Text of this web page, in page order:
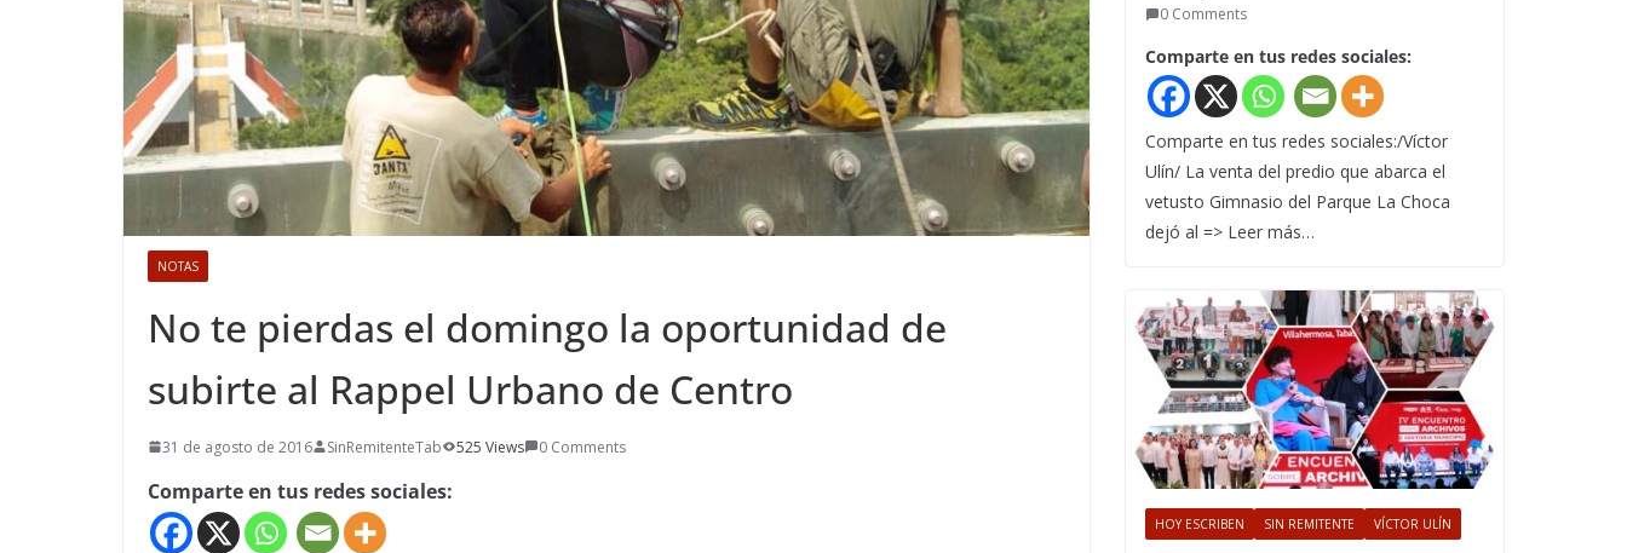
NOTAS
No te pierdas el domingo la oportunidad de
subirte al Rappel Urbano de Centro
31 de agosto de 2016 SinRemitenteTab 525 Views 0 Comments
Comparte en tus redes sociales:
0 Comments
Comparte en tus redes sociales:
Comparte en tus redes sociales:/Víctor
Ulín/ La venta del predio que abarca el
vetusto Gimnasio del Parque La Choca
dejó al => Leer más…
HOY ESCRIBEN SIN REMITENTE VÍCTOR ULÍN